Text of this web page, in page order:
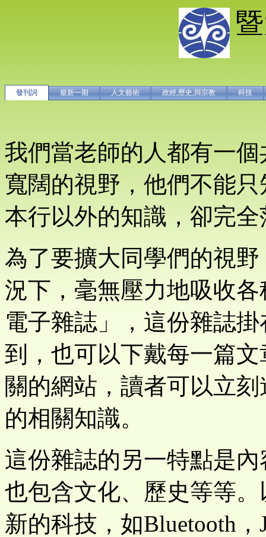
發刊詞 最新一期 人文藝術 政經,歷史,與宗教 科技
我們當老師的人都有一
寬闊的視野，他們不能
本行以外的知識，卻完
為了要擴大同學們的視
況下，毫無壓力地吸收
電子雜誌」，這份雜誌
到，也可以下戴每一篇
關的網站，讀者可以立
的相關知識。
這份雜誌的另一特點是
也包含文化、歷史等等
新的科技，如Bluetooth